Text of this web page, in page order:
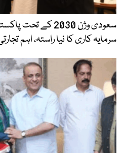
سعودی وژن 2030 کے
سرمایہ کاری کا نیا راستہ، اہم